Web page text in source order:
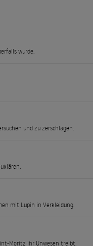
wurde.
und zu zerschlagen.
mit Lupin in Verkleidung.
Moritz ihr Unwesen treibt.